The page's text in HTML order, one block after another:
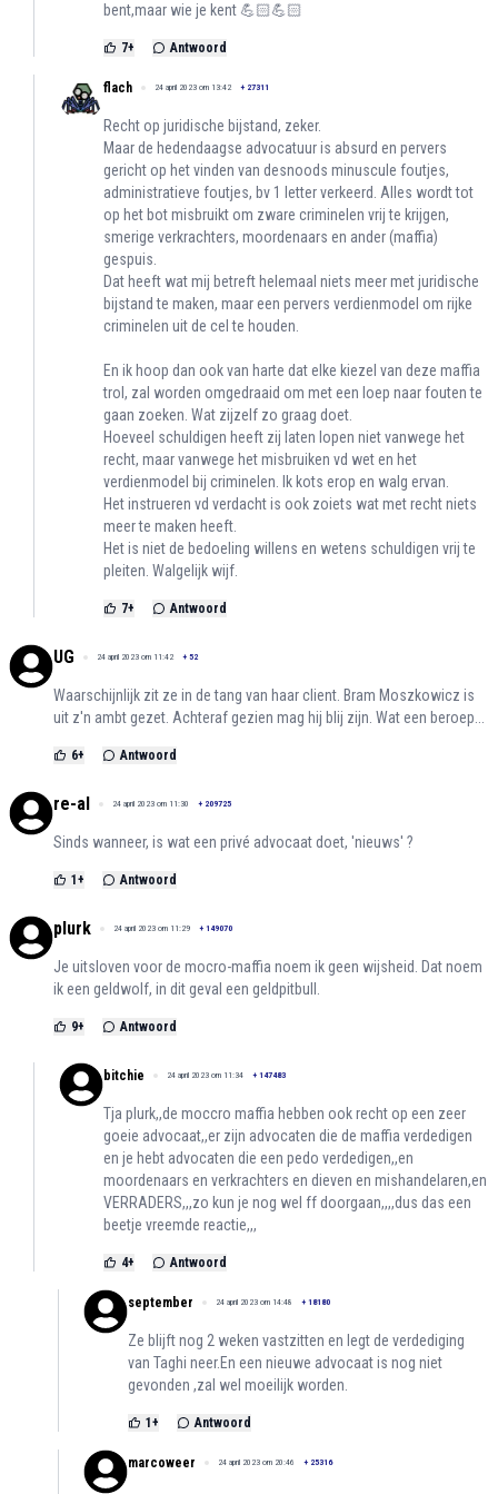
bent,maar wie je kent 💪🏻💪🏻
7+ Antwoord
flach 24 april 2023 om 13:42 + 27311
Recht op juridische bijstand, zeker.
Maar de hedendaagse advocatuur is absurd en pervers
gericht op het vinden van desnoods minuscule foutjes,
administratieve foutjes, bv 1 letter verkeerd. Alles wordt tot
op het bot misbruikt om zware criminelen vrij te krijgen,
smerige verkrachters, moordenaars en ander (maffia)
gespuis.
Dat heeft wat mij betreft helemaal niets meer met juridische
bijstand te maken, maar een pervers verdienmodel om rijke
criminelen uit de cel te houden.
En ik hoop dan ook van harte dat elke kiezel van deze maffia
trol, zal worden omgedraaid om met een loep naar fouten te
gaan zoeken. Wat zijzelf zo graag doet.
Hoeveel schuldigen heeft zij laten lopen niet vanwege het
recht, maar vanwege het misbruiken vd wet en het
verdienmodel bij criminelen. Ik kots erop en walg ervan.
Het instrueren vd verdacht is ook zoiets wat met recht niets
meer te maken heeft.
Het is niet de bedoeling willens en wetens schuldigen vrij te
pleiten. Walgelijk wijf.
7+ Antwoord
UG 24 april 2023 om 11:42 + 52
Waarschijnlijk zit ze in de tang van haar client. Bram Moszkowicz is
uit z'n ambt gezet. Achteraf gezien mag hij blij zijn. Wat een beroep...
6+ Antwoord
re-al 24 april 2023 om 11:30 + 209725
Sinds wanneer, is wat een privé advocaat doet, 'nieuws' ?
1 + Antwoord
plurk 24 april 2023 om 11:29 + 149070
Je uitsloven voor de mocro-maffia noem ik geen wijsheid. Dat noem
ik een geldwolf, in dit geval een geldpitbull.
9+ Antwoord
bitchie 24 april 2023 om 11:34 + 147483
Tja plurk,,de moccro maffia hebben ook recht op een zeer
goeie advocaat,,er zijn advocaten die de maffia verdedigen
en je hebt advocaten die een pedo verdedigen,,en
moordenaars en verkrachters en dieven en mishandelaren,en
VERRADERS,,,zo kun je nog wel ff doorgaan,,,,dus das een
beetje vreemde reactie,,,
4+ Antwoord
september 24 april 2023 om 14:48 + 18180
Ze blijft nog 2 weken vastzitten en legt de verdediging
van Taghi neer.En een nieuwe advocaat is nog niet
gevonden ,zal wel moeilijk worden.
1 + Antwoord
marcoweer 24 april 2023 om 20:46 + 25316